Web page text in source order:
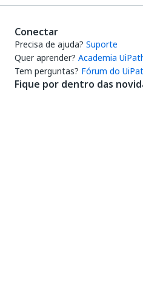
Conectar
Precisa de ajuda? Suporte
Quer aprender? Academia
Tem perguntas? Fórum do
Fique por dentro das